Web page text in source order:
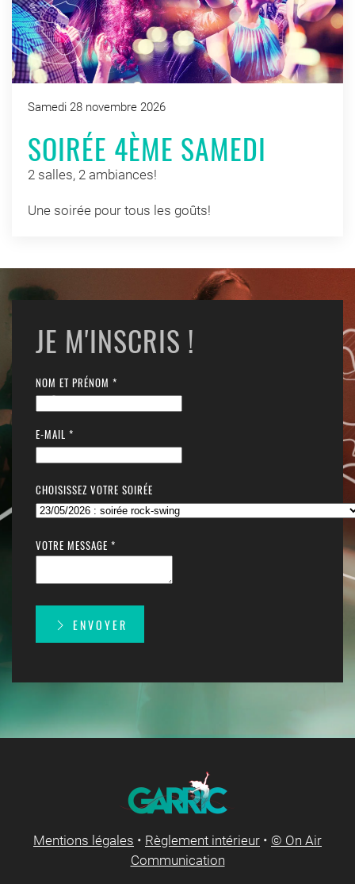
Samedi 28 novembre 2026
SOIRÉE 4ÈME SAMEDI
2 salles, 2 ambiances!
Une soirée pour tous les goûts!
JE M'INSCRIS !
NOM ET PRÉNOM *
E-MAIL *
CHOISISSEZ VOTRE SOIRÉE
VOTRE MESSAGE *
ENVOYER
Mentions légales • Règlement intérieur • © On Air
Communication